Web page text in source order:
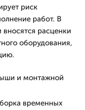
риск
работ. В
расценки
оборудования,
и монтажной
временных